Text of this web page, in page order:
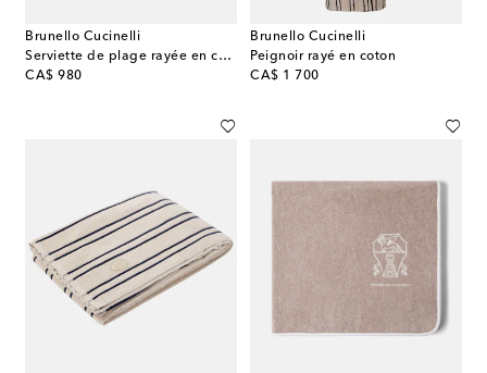
Brunello Cucinelli
Serviette de plage rayée en coton
CA$ 980
original price
Brunello Cucinelli
Peignoir rayé en coton
CA$ 1 700
original price